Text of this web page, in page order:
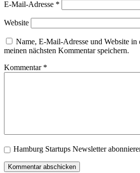
E-Mail-Adresse *
Website
Name, E-Mail-Adresse und Website in
meinen nächsten Kommentar speichern.
Kommentar *
Hamburg Startups Newsletter